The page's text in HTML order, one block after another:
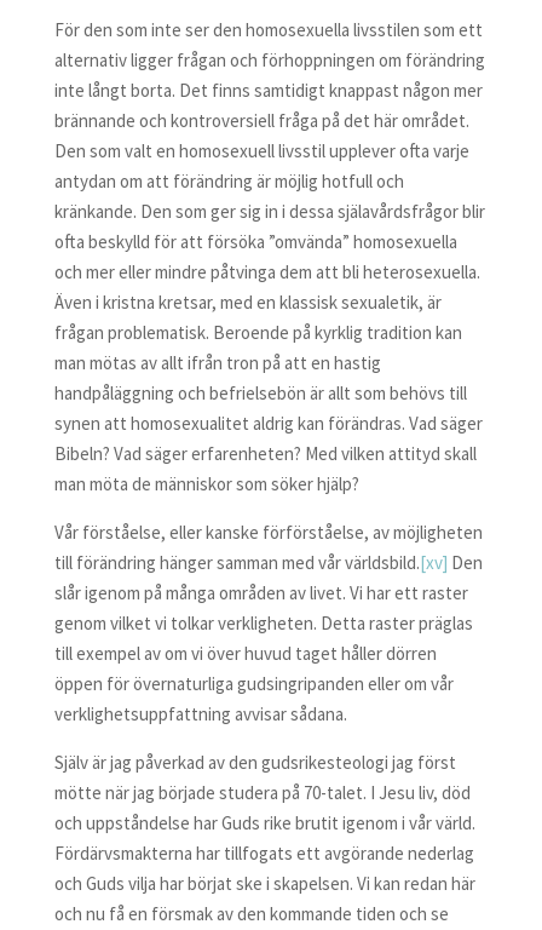
För den som inte ser den homosexuella livsstilen som ett
alternativ ligger frågan och förhoppningen om förändring
inte långt borta. Det finns samtidigt knappast någon mer
brännande och kontroversiell fråga på det här området.
Den som valt en homosexuell livsstil upplever ofta varje
antydan om att förändring är möjlig hotfull och
kränkande. Den som ger sig in i dessa själavårdsfrågor blir
ofta beskylld för att försöka ”omvända” homosexuella
och mer eller mindre påtvinga dem att bli heterosexuella.
Även i kristna kretsar, med en klassisk sexualetik, är
frågan problematisk. Beroende på kyrklig tradition kan
man mötas av allt ifrån tron på att en hastig
handpåläggning och befrielsebön är allt som behövs till
synen att homosexualitet aldrig kan förändras. Vad säger
Bibeln? Vad säger erfarenheten? Med vilken attityd skall
man möta de människor som söker hjälp?
Vår förståelse, eller kanske förförståelse, av möjligheten
till förändring hänger samman med vår världsbild.[xv] Den
slår igenom på många områden av livet. Vi har ett raster
genom vilket vi tolkar verkligheten. Detta raster präglas
till exempel av om vi över huvud taget håller dörren
öppen för övernaturliga gudsingripanden eller om vår
verklighetsuppfattning avvisar sådana.
Själv är jag påverkad av den gudsrikesteologi jag först
mötte när jag började studera på 70-talet. I Jesu liv, död
och uppståndelse har Guds rike brutit igenom i vår värld.
Fördärvsmakterna har tillfogats ett avgörande nederlag
och Guds vilja har börjat ske i skapelsen. Vi kan redan här
och nu få en försmak av den kommande tiden och se